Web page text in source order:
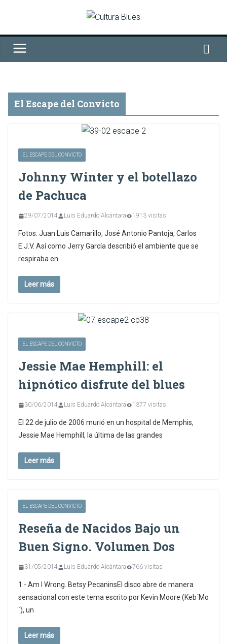
contenido
El Escape del Convicto
EL ESCAPE DEL CONVICTO
Johnny Winter y el botellazo
de Pachuca
29/07/2014 Luis Eduardo Alcántara 1913 visitas
Fotos: Juan Luis Camarillo, José Antonio Pantoja, Carlos
E.J.V. Así como Jerry García describió el ambiente que se
respiraba en
Leer más
EL ESCAPE DEL CONVICTO
Jessie Mae Hemphill: el
hipnótico disfrute del blues
30/06/2014 Luis Eduardo Alcántara 1377 visitas
El 22 de julio de 2006 murió en un hospital de Memphis,
Jessie Mae Hemphill, la última de las grandes
Leer más
EL ESCAPE DEL CONVICTO
Reseña de Nacidos Bajo un
Buen Signo. Volumen Dos
31/05/2014 Luis Eduardo Alcántara 766 visitas
1.- Am I Wrong. Betsy PecaninsEl disco abre de manera
sensacional con este tema escrito por Kevin Moore (Keb´Mo
´), un
Leer más